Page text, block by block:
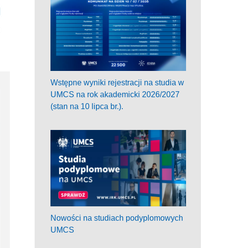
Wstępne wyniki rejestracji na studia w
UMCS na rok akademicki 2026/2027
(stan na 10 lipca br.).
Nowości na studiach podyplomowych
UMCS